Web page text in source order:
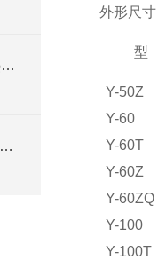
WZP2-130无固定双支装配式热电阻使用选型
UC-2TX静压式液位变送器的应用需要遵循的选型规则
外形尺
型
Y-50Z
Y-60
Y-60T
Y-60Z
Y-60ZQ
Y-100
Y-100T